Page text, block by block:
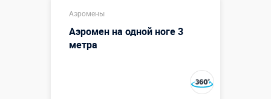
Аэромены
Аэромен на одной ноге 3
метра